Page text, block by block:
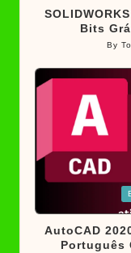
Bits
By
AutoCAD
Português